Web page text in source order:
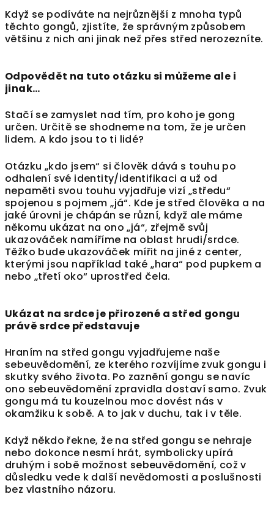
Když se podíváte na nejrůznější z mnoha typů
těchto gongů, zjistíte, že správným způsobem
většinu z nich ani jinak než přes střed nerozezníte.
Odpovědět na tuto otázku si můžeme ale i
jinak…
Stačí se zamyslet nad tím, pro koho je gong
určen. Určitě se shodneme na tom, že je určen
lidem. A kdo jsou to ti lidé?
Otázku „kdo jsem“ si člověk dává s touhu po
odhalení své identity/identifikaci a už od
nepaměti svou touhu vyjadřuje vizí „středu“
spojenou s pojmem „já“. Kde je střed člověka a na
jaké úrovni je chápán se různí, když ale máme
někomu ukázat na ono „já“, zřejmě svůj
ukazováček namíříme na oblast hrudi/srdce.
Těžko bude ukazováček mířit na jiné z center,
kterými jsou například také „hara“ pod pupkem a
nebo „třetí oko“ uprostřed čela.
Ukázat na srdce je přirozené a střed gongu
právě srdce představuje
Hraním na střed gongu vyjadřujeme naše
sebeuvědomění, ze kterého rozvíjíme zvuk gongu i
skutky svého života. Po zaznění gongu se navíc
ono sebeuvědomění zpravidla dostaví samo. Zvuk
gongu má tu kouzelnou moc dovést nás v
okamžiku k sobě. A to jak v duchu, tak i v těle.
Když někdo řekne, že na střed gongu se nehraje
nebo dokonce nesmí hrát, symbolicky upírá
druhým i sobě možnost sebeuvědomění, což v
důsledku vede k další nevědomosti a poslušnosti
bez vlastního názoru.